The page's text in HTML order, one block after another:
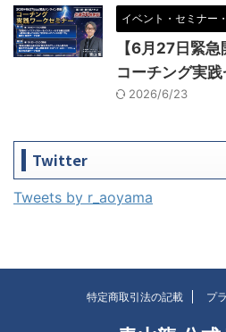
イベント・セミナー
【6月27日緊
コーチング実
2026/6/23
Twitter
Tweets by r_aoyama
特定商取引法の記載 プ